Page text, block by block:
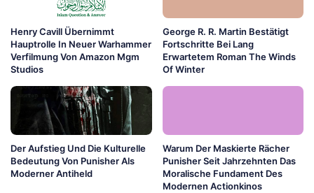
Henry Cavill Übernimmt
Hauptrolle In Neuer Warhammer
Verfilmung Von Amazon Mgm
Studios
George R. R. Martin Bestätigt
Fortschritte Bei Lang
Erwartetem Roman The Winds
Of Winter
Der Aufstieg Und Die Kulturelle
Bedeutung Von Punisher Als
Moderner Antiheld
Warum Der Maskierte Rächer
Punisher Seit Jahrzehnten Das
Moralische Fundament Des
Modernen Actionkinos